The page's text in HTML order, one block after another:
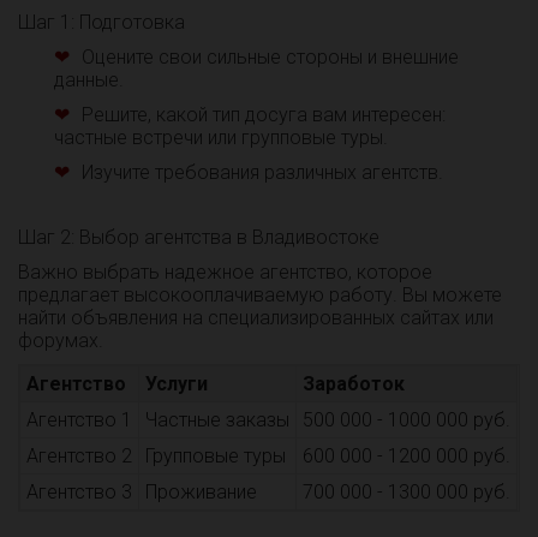
Шаг 1: Подготовка
Оцените свои сильные стороны и внешние
данные.
Решите, какой тип досуга вам интересен:
частные встречи или групповые туры.
Изучите требования различных агентств.
Шаг 2: Выбор агентства в Владивостоке
Важно выбрать надежное агентство, которое
предлагает высокооплачиваемую работу. Вы можете
найти объявления на специализированных сайтах или
форумах.
Агентство
Услуги
Заработок
Агентство 1
Частные заказы
500 000 - 1000 000 руб.
Агентство 2
Групповые туры
600 000 - 1200 000 руб.
Агентство 3
Проживание 700 000 - 1300 000 руб.